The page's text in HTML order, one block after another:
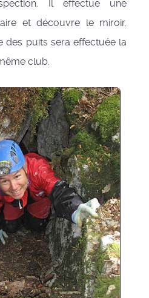
Il effectue une
et découvre le miroir.
des puits sera effectuée la
club.